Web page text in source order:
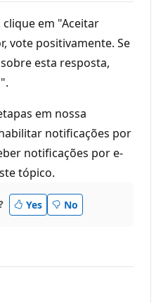
em "Aceitar
vote positivamente. Se
esta resposta,
em nossa
notificações por
notificações por e-
tópico.
Yes No